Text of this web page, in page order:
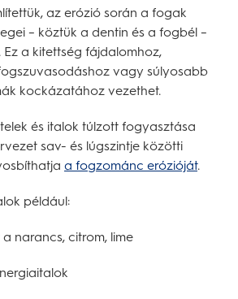
az erózió során a fogak
– köztük a dentin és a fogbél –
a kitettség fájdalomhoz,
vagy súlyosabb
kockázatához vezethet.
és italok túlzott fogyasztása
sav- és lúgszintje közötti
a fogzománc erózióját.
például:
narancs, citrom, lime